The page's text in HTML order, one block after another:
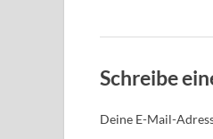
Schreibe
Deine E-Mail-